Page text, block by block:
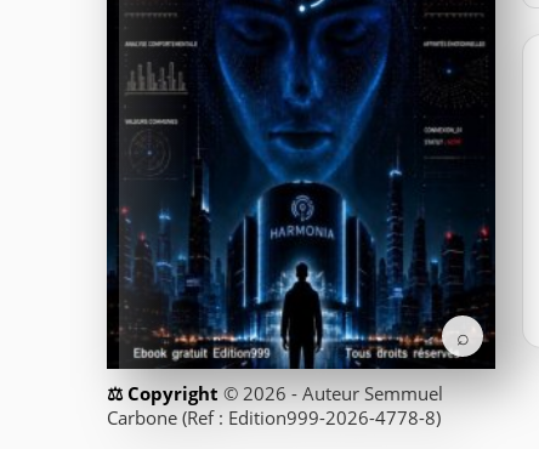
⌕
© 2026 - Auteur Semmuel
Carbone (Ref : Edition999-2026-4778-8)